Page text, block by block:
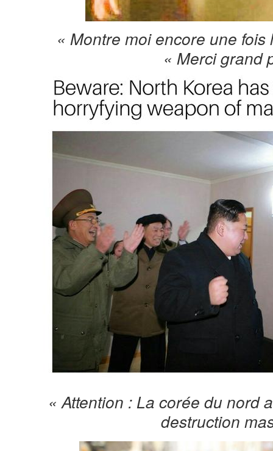
« Montre moi encore une
« Merci grand
« Attention : La corée du nord
destruction